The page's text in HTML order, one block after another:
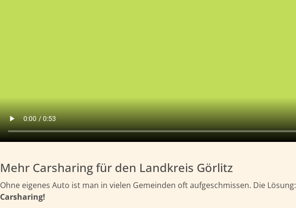
Mehr Carsharing für den Landkreis Görlitz
Ohne eigenes Auto ist man in vielen Gemeinden oft aufgeschmissen. Die Lösung:
Carsharing!